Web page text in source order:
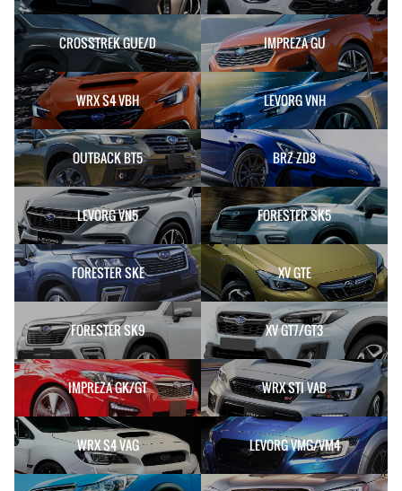
CROSSTREK GUE/D IMPREZA GU
WRX S4 VBH LEVORG VNH
OUTBACK BT5 BRZ ZD8
LEVORG VN5 FORESTER SK5
FORESTER SKE XV GTE
FORESTER SK9 XV GT7/GT3
IMPREZA GK/GT WRX STI VAB
WRX S4 VAG LEVORG VMG/VM4